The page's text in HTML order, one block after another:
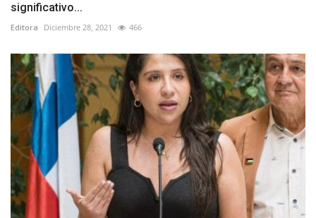
significativo...
Editora Diciembre 28, 2021 466